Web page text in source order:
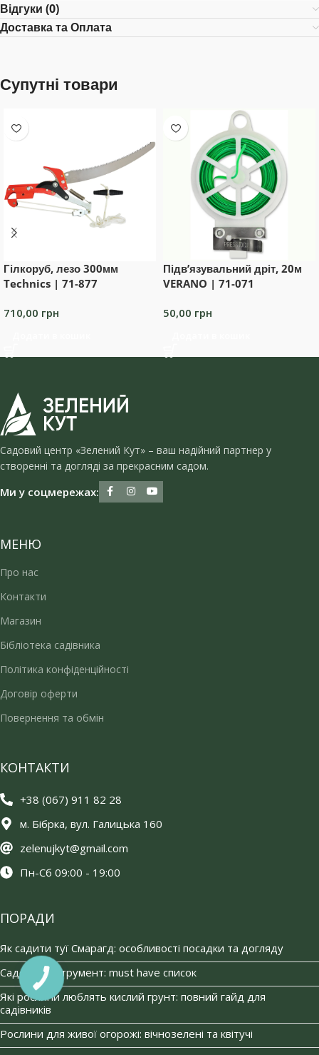
Відгуки (0)
Доставка та Оплата
Супутні товари
Гілкоруб, лезо 300мм
Technics | 71-877
710,00 грн
Підв’язувальний дріт, 20м
VERANO | 71-071
50,00 грн
Садовий центр «Зелений Кут» – ваш надійний партнер у
створенні та догляді за прекрасним садом.
Ми у соцмережах:
МЕНЮ
Про нас
Контакти
Магазин
Бібліотека садівника
Політика конфіденційності
Договір оферти
Повернення та обмін
КОНТАКТИ
+38 (067) 911 82 28
м. Бібрка, вул. Галицька 160
zelenujkyt@gmail.com
Пн-Сб 09:00 - 19:00
ПОРАДИ
Як садити туї Смарагд: особливості посадки та догляду
Садовий інструмент: must have список
Які рослини люблять кислий грунт: повний гайд для
садівників
Рослини для живої огорожі: вічнозелені та квітучі
КНОПКА
ЗВ'ЯЗКУ